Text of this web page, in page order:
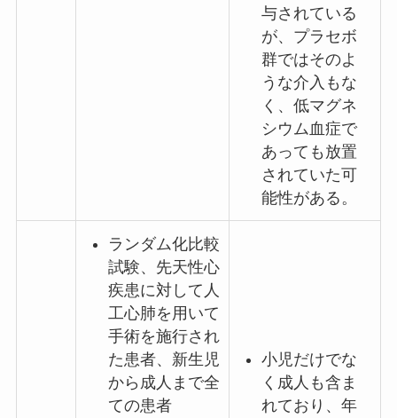
与されている
が、プラセボ
群ではそのよ
うな介入もな
く、低マグネ
シウム血症で
あっても放置
されていた可
能性がある。
ランダム化比較
試験、先天性心
疾患に対して人
工心肺を用いて
手術を施行され
た患者、新生児
から成人まで全
ての患者
小児だけでな
く成人も含ま
れており、年